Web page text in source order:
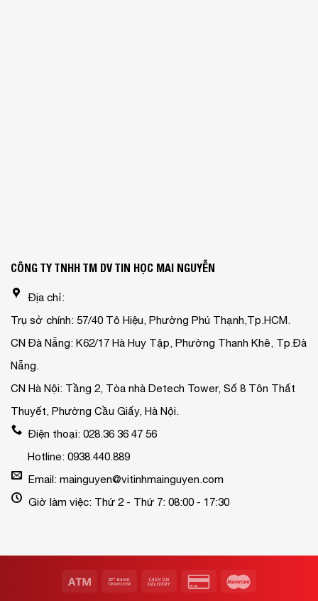
CÔNG TY TNHH TM DV TIN HỌC MAI NGUYỄN
Địa chỉ:
Trụ sở chính: 57/40 Tô Hiệu, Phường Phú Thạnh,Tp.HCM.
CN Đà Nẵng: K62/17 Hà Huy Tập, Phường Thanh Khê, Tp.Đà
Nẵng.
CN Hà Nội: Tầng 2, Tòa nhà Detech Tower, Số 8 Tôn Thất
Thuyết, Phường Cầu Giấy, Hà Nội.
Điện thoại: 028.36 36 47 56
Hotline: 0938.440.889
Email: mainguyen@vitinhmainguyen.com
Giờ làm việc: Thứ 2 - Thứ 7: 08:00 - 17:30